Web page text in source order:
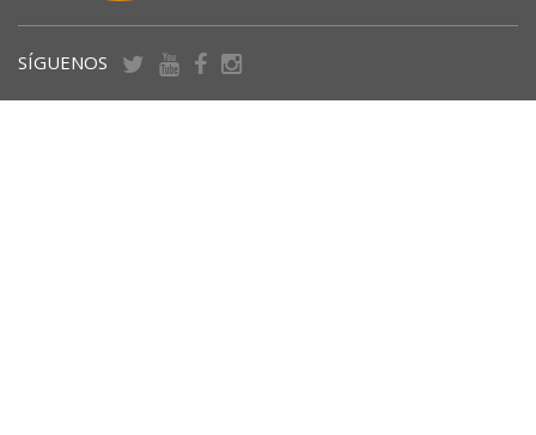
SÍGUENOS